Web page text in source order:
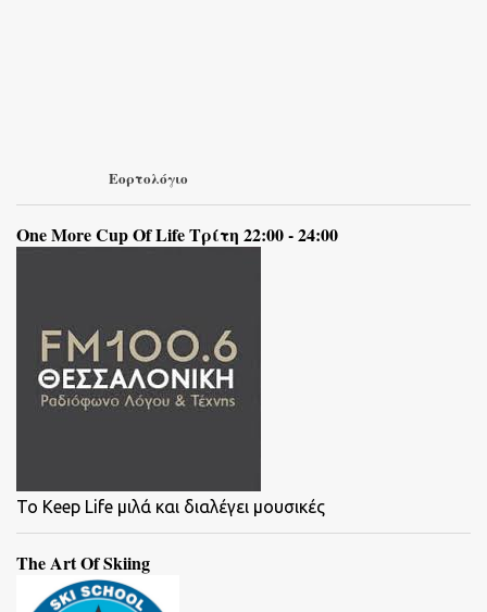
Εορτολόγιο
One More Cup Of Life Τρίτη 22:00 - 24:00
To Keep Life μιλά και διαλέγει μουσικές
The Art Of Skiing